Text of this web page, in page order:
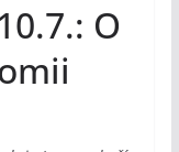
O